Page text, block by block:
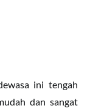
ini tengah
dan sangat